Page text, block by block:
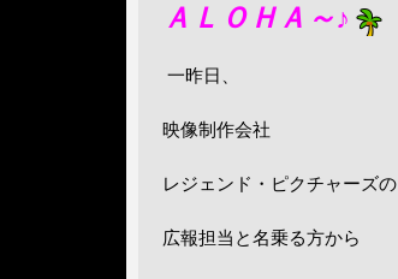
ＡＬＯＨＡ～♪
一昨日、
映像制作会社
レジェンド・ピクチャーズの
広報担当と名乗る方から